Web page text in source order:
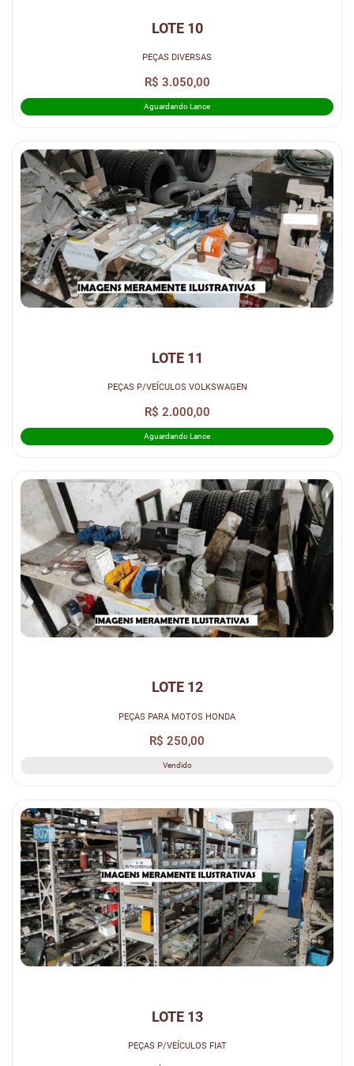
LOTE 10
PEÇAS DIVERSAS
R$ 3.050,00
Aguardando Lance
LOTE 11
PEÇAS P/VEÍCULOS VOLKSWAGEN
R$ 2.000,00
Aguardando Lance
LOTE 12
PEÇAS PARA MOTOS HONDA
R$ 250,00
Vendido
LOTE 13
PEÇAS P/VEÍCULOS FIAT